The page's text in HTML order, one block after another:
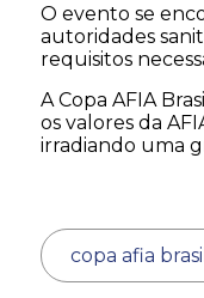
O evento se
autoridades
requisitos
A Copa AFIA
os valores da
irradiando uma
copa afia